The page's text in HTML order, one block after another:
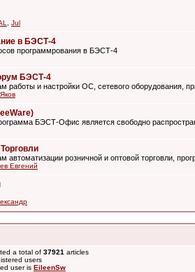
Jul
в БЭСТ-4
программрования в БЭСТ-4
БЭСТ-4
работы и настройки ОС, сетевого оборудования,
Яков
БЭСТ-Офис является свободно
автоматизации розничной и оптовой торговли,
Евгений
a total of 37921 articles
users
user is EileenSw